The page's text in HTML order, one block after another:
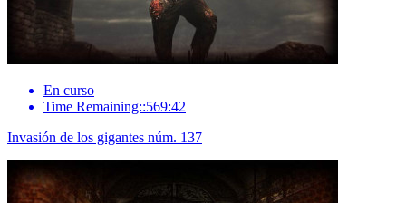
En curso
Time Remaining::569:42
Invasión de los gigantes núm. 137